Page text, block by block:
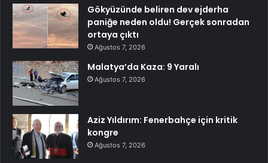
Gökyüzünde beliren dev ejderha
paniğe neden oldu! Gerçek sonradan
ortaya çıktı
Ağustos 7, 2026
Malatya’da Kaza: 9 Yaralı
Ağustos 7, 2026
Aziz Yıldırım: Fenerbahçe için kritik
kongre
Ağustos 7, 2026